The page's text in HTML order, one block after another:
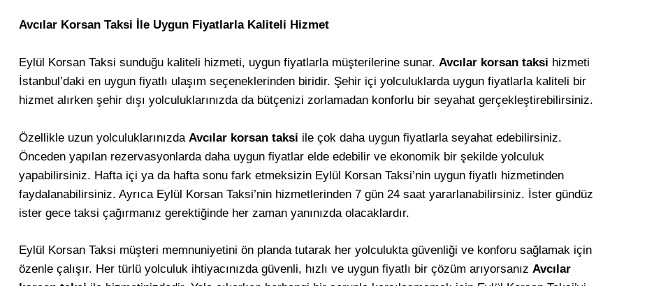
Avcılar Korsan Taksi İle Uygun Fiyatlarla Kaliteli Hizmet
Eylül Korsan Taksi sunduğu kaliteli hizmeti, uygun fiyatlarla müşterilerine sunar. Avcılar korsan taksi hizmeti
İstanbul’daki en uygun fiyatlı ulaşım seçeneklerinden biridir. Şehir içi yolculuklarda uygun fiyatlarla kaliteli bir
hizmet alırken şehir dışı yolculuklarınızda da bütçenizi zorlamadan konforlu bir seyahat gerçekleştirebilirsiniz.
Özellikle uzun yolculuklarınızda Avcılar korsan taksi ile çok daha uygun fiyatlarla seyahat edebilirsiniz.
Önceden yapılan rezervasyonlarda daha uygun fiyatlar elde edebilir ve ekonomik bir şekilde yolculuk
yapabilirsiniz. Hafta içi ya da hafta sonu fark etmeksizin Eylül Korsan Taksi’nin uygun fiyatlı hizmetinden
faydalanabilirsiniz. Ayrıca Eylül Korsan Taksi’nin hizmetlerinden 7 gün 24 saat yararlanabilirsiniz. İster gündüz
ister gece taksi çağırmanız gerektiğinde her zaman yanınızda olacaklardır.
Eylül Korsan Taksi müşteri memnuniyetini ön planda tutarak her yolculukta güvenliği ve konforu sağlamak için
özenle çalışır. Her türlü yolculuk ihtiyacınızda güvenli, hızlı ve uygun fiyatlı bir çözüm arıyorsanız Avcılar